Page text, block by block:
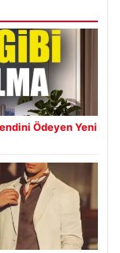
Ödeyen Yeni